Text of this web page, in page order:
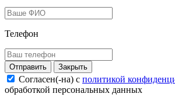
Телефон
Закрыть
Согласен(-на) c политикой
обработкой персональных данных